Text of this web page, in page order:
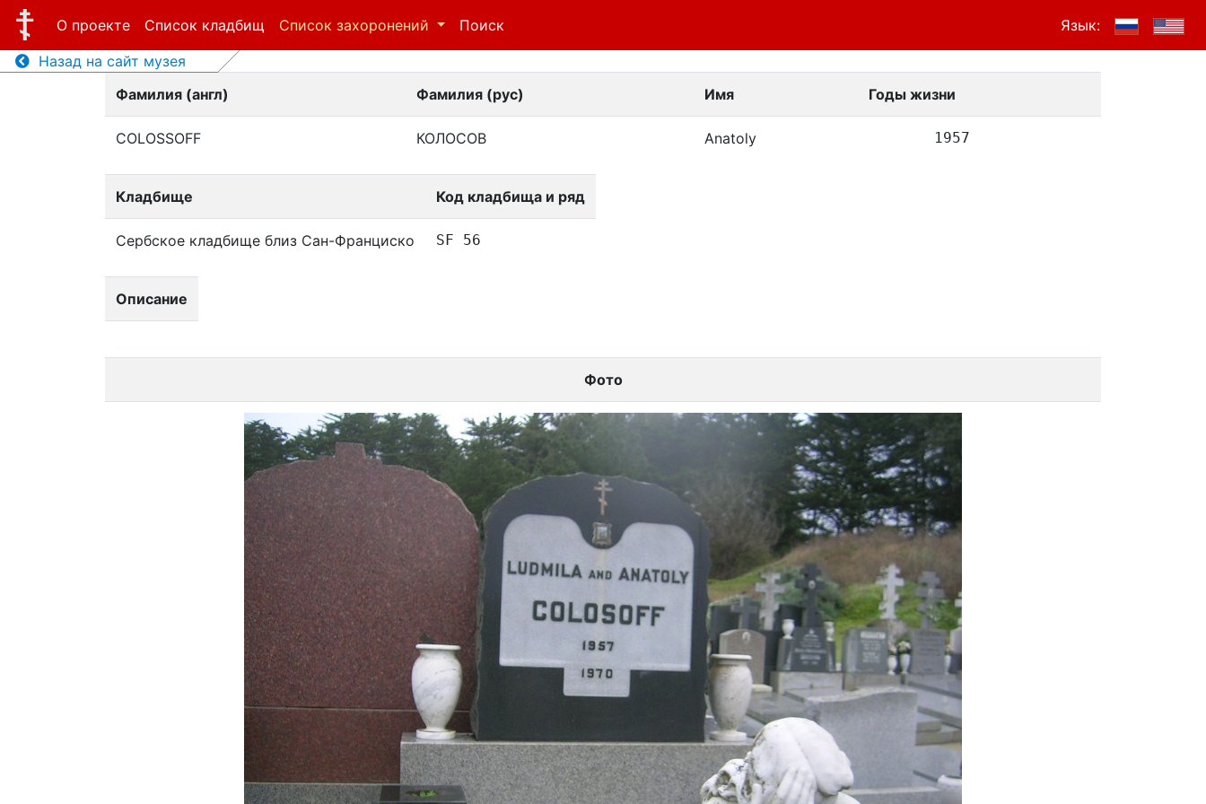
О проекте Список кладбищ Список захоронений Поиск
Язык:
Назад на сайт музея
Фамилия (англ)
Фамилия (рус) Имя Годы жизни
COLOSSOFF КОЛОСОВ Anatoly 1957
Кладбище Код кладбища и ряд
Сербское кладбище близ Сан-Франциско SF 56
Описание
Фото